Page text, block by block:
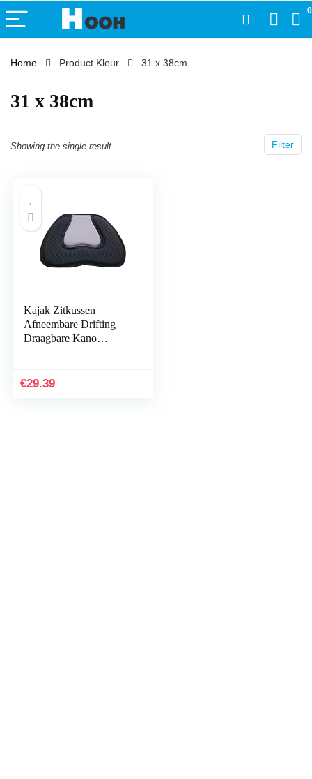
0
Home Product Kleur ‎31 x 38cm
‎31 x 38cm
Filter
Showing the single result
Kajak Zitkussen
Afneembare Drifting
Draagbare Kano
Antislip Verstelbare
€29.39